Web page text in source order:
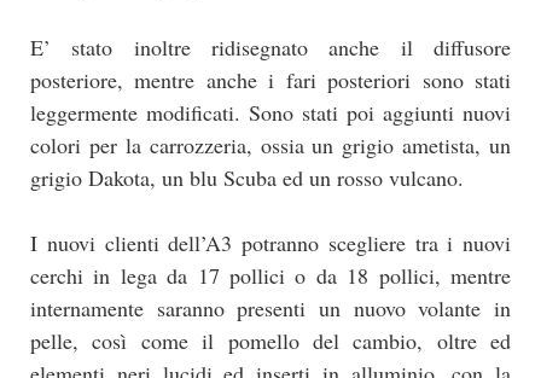
E’ stato inoltre ridisegnato anche il diffusore
posteriore, mentre anche i fari posteriori sono stati
leggermente modificati. Sono stati poi aggiunti nuovi
colori per la carrozzeria, ossia un grigio ametista, un
grigio Dakota, un blu Scuba ed un rosso vulcano.
I nuovi clienti dell’A3 potranno scegliere tra i nuovi
cerchi in lega da 17 pollici o da 18 pollici, mentre
internamente saranno presenti un nuovo volante in
pelle, così come il pomello del cambio, oltre ed